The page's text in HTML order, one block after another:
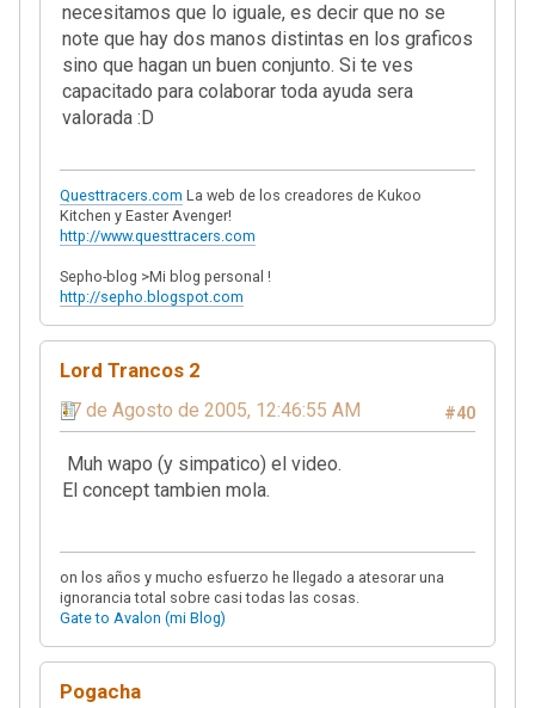
necesitamos que lo iguale, es decir que no se
note que hay dos manos distintas en los graficos
sino que hagan un buen conjunto. Si te ves
capacitado para colaborar toda ayuda sera
valorada :D
Questtracers.com La web de los creadores de Kukoo
Kitchen y Easter Avenger!
http://www.questtracers.com
Sepho-blog >Mi blog personal !
http://sepho.blogspot.com
Lord Trancos 2
#40
17 de Agosto de 2005, 12:46:55 AM
Muh wapo (y simpatico) el video.
El concept tambien mola.
on los años y mucho esfuerzo he llegado a atesorar una
ignorancia total sobre casi todas las cosas.
Gate to Avalon (mi Blog)
Pogacha